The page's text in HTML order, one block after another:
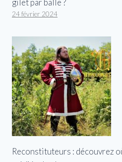
gilet par balle ?
24 février 2024
Reconstituteurs : découvrez